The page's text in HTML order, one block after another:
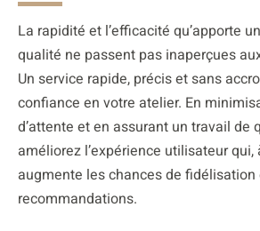
La rapidité et l’efficacité qu’apporte
qualité ne passent pas inaperçues
Un service rapide, précis et sans
confiance en votre atelier. En
d’attente et en assurant un travail de
améliorez l’expérience utilisateur qui,
augmente les chances de fidélisation
recommandations.